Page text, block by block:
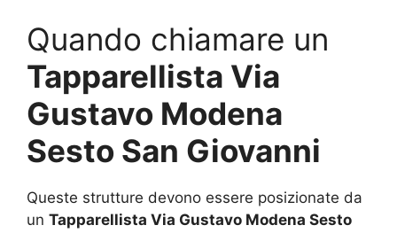
Quando chiamare un
Tapparellista Via
Gustavo Modena
Sesto San Giovanni
Queste strutture devono essere posizionate da
un Tapparellista Via Gustavo Modena Sesto